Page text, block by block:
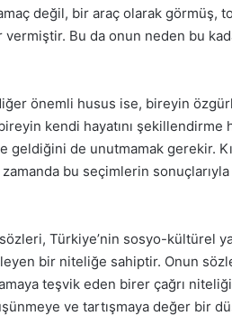
değil, bir araç olarak görmüş,
vermiştir. Bu da onun neden bu
önemli husus ise, bireyin
kendi hayatını şekillendirme
de unutmamak gerekir.
zamanda bu seçimlerin
Türkiye’nin sosyo-kültürel
bir niteliğe sahiptir. Onun
teşvik eden birer çağrı
ve tartışmaya değer bir